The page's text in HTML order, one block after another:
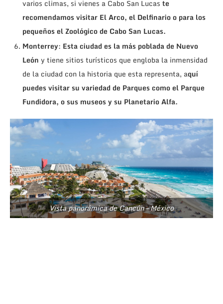
varios climas, si vienes a Cabo San Lucas te
recomendamos visitar El Arco, el Delfinario o para los
pequeños el Zoológico de Cabo San Lucas.
Monterrey: Esta ciudad es la más poblada de Nuevo
León y tiene sitios turísticos que engloba la inmensidad
de la ciudad con la historia que esta representa, aquí
puedes visitar su variedad de Parques como el Parque
Fundidora, o sus museos y su Planetario Alfa.
Vista panorámica de Cancún – México